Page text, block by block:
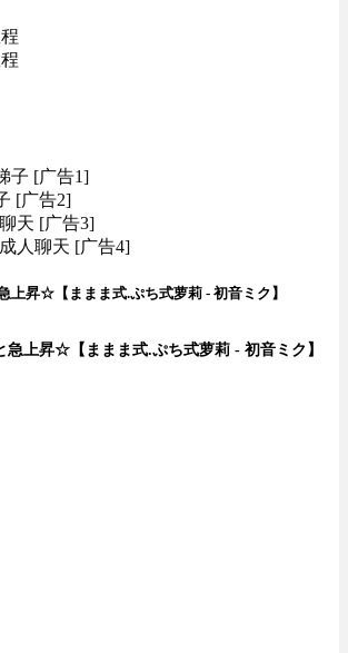
子 [广告1]
[广告2]
天 [广告3]
人聊天 [广告4]
上昇☆【ままま式.ぷち式萝莉 - 初音ミク】
急上昇☆【ままま式.ぷち式萝莉 - 初音ミク】